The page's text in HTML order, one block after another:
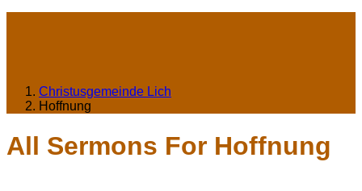
Christusgemeinde Lich
Hoffnung
All Sermons For Hoffnung